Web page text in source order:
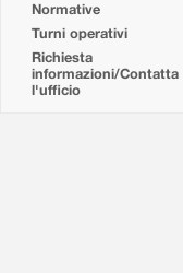
Normative
Turni operativi
Richiesta
informazioni/Contatta
l'ufficio